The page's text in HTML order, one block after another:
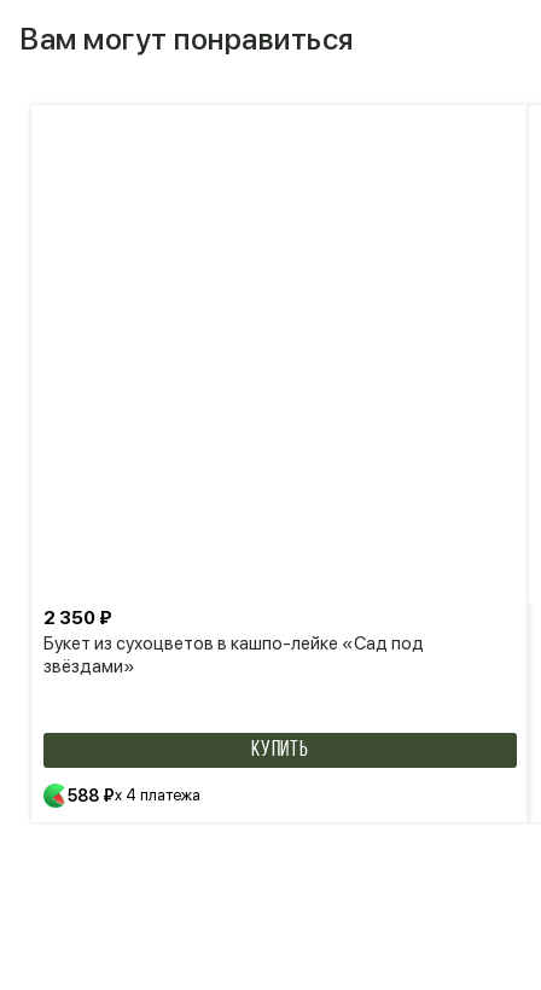
Вам могут понравиться
Букет из сухоцветов в кашпо-лейке «Сад под
звёздами»
2 350 ₽
КУПИТЬ
588 ₽x 4 платежа